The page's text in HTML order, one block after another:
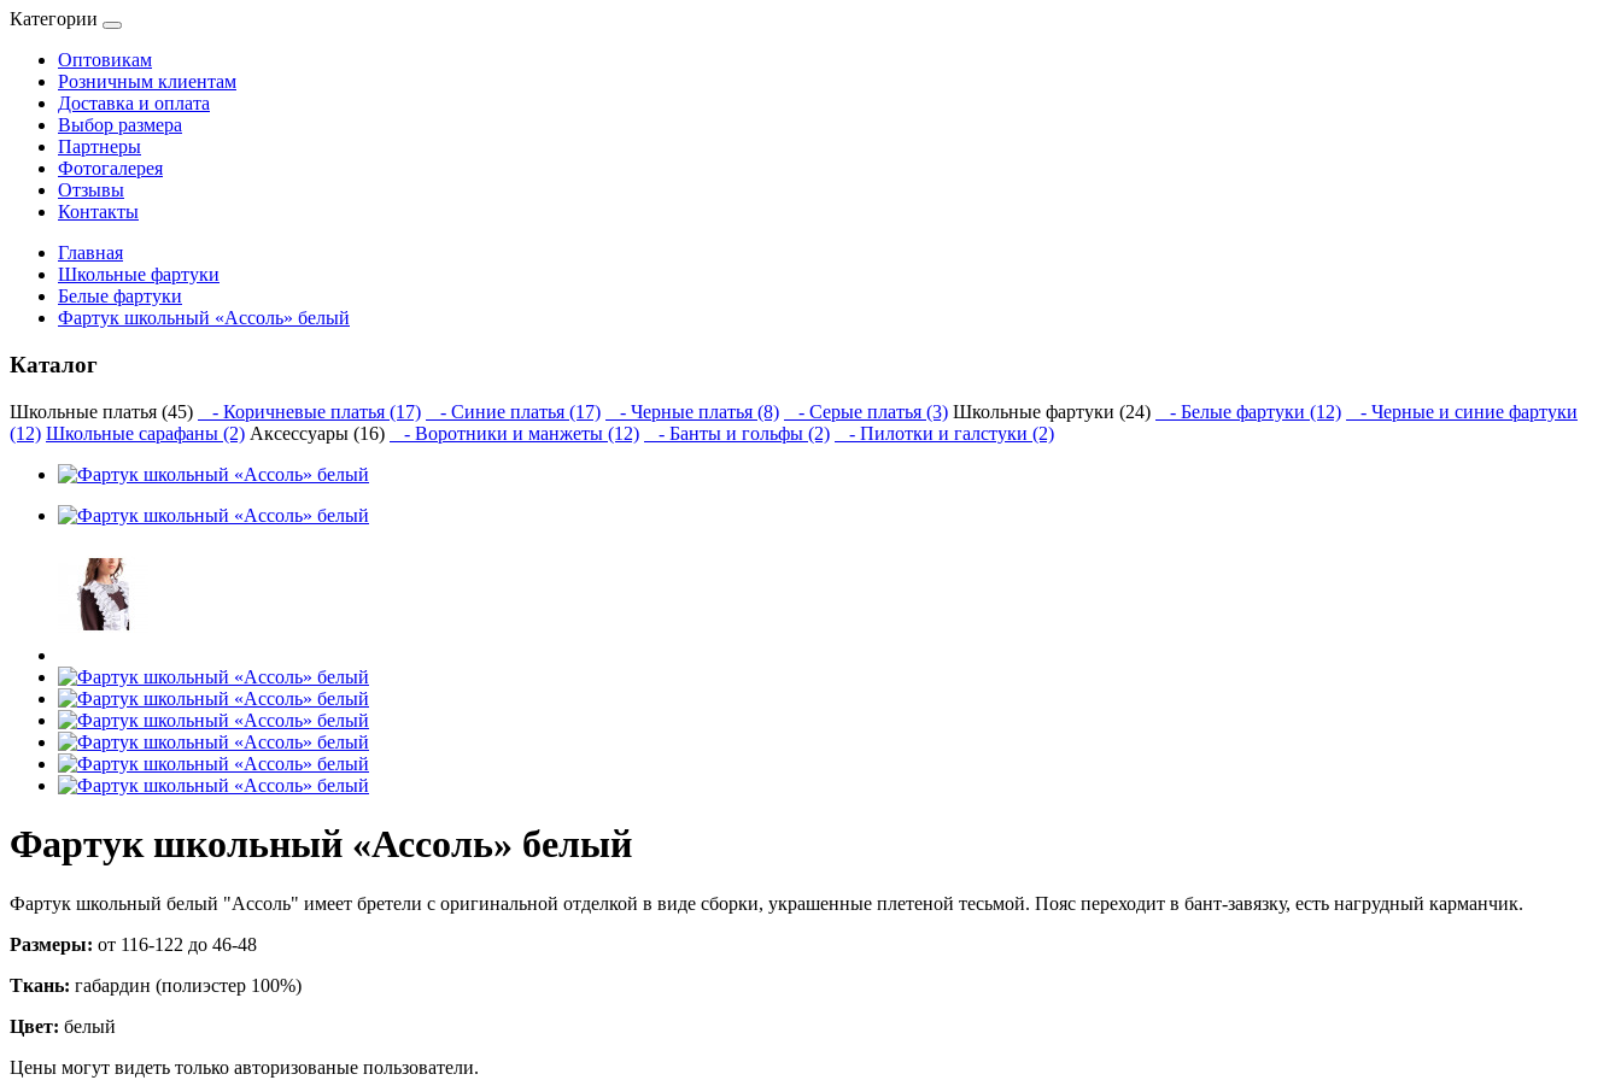
Категории
Оптовикам
Розничным клиентам
Доставка и оплата
Выбор размера
Партнеры
Фотогалерея
Отзывы
Контакты
Главная
Школьные фартуки
Белые фартуки
Фартук школьный «Ассоль» белый
Каталог
Школьные платья (45) - Коричневые платья (17) - Синие платья (17) - Черные платья (8) - Серые платья (3) Школьные фартуки (24) - Белые фартуки (12)
- Черные и синие фартуки
(12) Школьные сарафаны (2) Аксессуары (16) - Воротники и манжеты (12) - Банты и гольфы (2) - Пилотки и галстуки (2)
Фартук школьный «Ассоль» белый
Фартук школьный белый "Ассоль" имеет бретели с оригинальной отделкой в виде сборки, украшенные плетеной тесьмой. Пояс переходит в бант-завязку, есть нагрудный карманчик.
Размеры: от 116-122 до 46-48
Ткань: габардин (полиэстер 100%)
Цвет: белый
Цены могут видеть только авторизованые пользователи.